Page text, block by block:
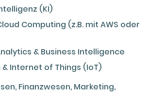
(KI)
Computing (z.B. mit AWS oder
& Business Intelligence
& Internet of Things (IoT)
Finanzwesen, Marketing,